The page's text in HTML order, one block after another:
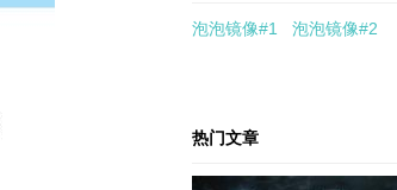
泡泡镜像#1 泡泡镜像#2
热门文章